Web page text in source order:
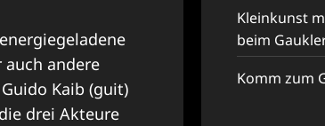
auch andere
Kaib (guit)
drei Akteure
Kleinkunst
beim
Komm zum